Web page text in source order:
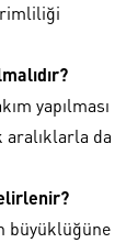
yapılması
aralıklarla da
büyüklüğüne